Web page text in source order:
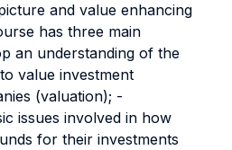
and value enhancing
has three main
an understanding of the
value investment
(valuation); -
issues involved in how
for their investments